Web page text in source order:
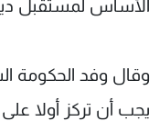
الأساس لمستقبل
وقال وفد الحكومة
يجب أن تركز أولا